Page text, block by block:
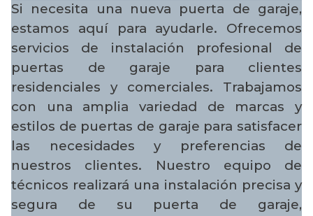
Si necesita una nueva puerta de garaje,
estamos aquí para ayudarle. Ofrecemos
servicios de instalación profesional de
puertas de garaje para clientes
residenciales y comerciales. Trabajamos
con una amplia variedad de marcas y
estilos de puertas de garaje para satisfacer
las necesidades y preferencias de
nuestros clientes. Nuestro equipo de
técnicos realizará una instalación precisa y
segura de su puerta de garaje,